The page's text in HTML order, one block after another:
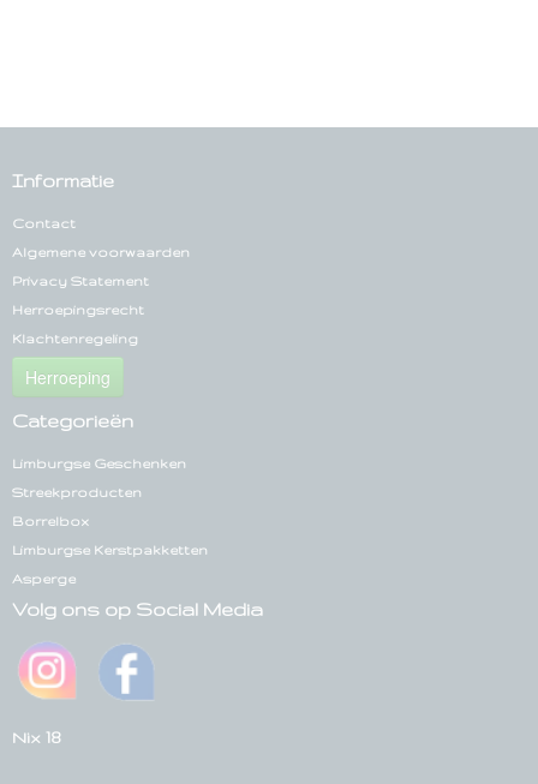
Informatie
Contact
Algemene voorwaarden
Privacy Statement
Herroepingsrecht
Klachtenregeling
Herroeping
Categorieën
Limburgse Geschenken
Streekproducten
Borrelbox
Limburgse Kerstpakketten
Asperge
Volg ons op Social Media
Nix 18